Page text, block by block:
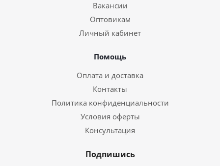
Вакансии
Оптовикам
Личный кабинет
Помощь
Оплата и доставка
Контакты
Политика конфиденциальности
Условия оферты
Консультация
Подпишись